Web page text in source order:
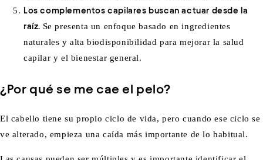
Los complementos capilares buscan actuar desde la
raíz. Se presenta un enfoque basado en ingredientes
naturales y alta biodisponibilidad para mejorar la salud
capilar y el bienestar general.
¿Por qué se me cae el pelo?
El cabello tiene su propio ciclo de vida, pero cuando ese ciclo se
ve alterado, empieza una caída más importante de lo habitual.